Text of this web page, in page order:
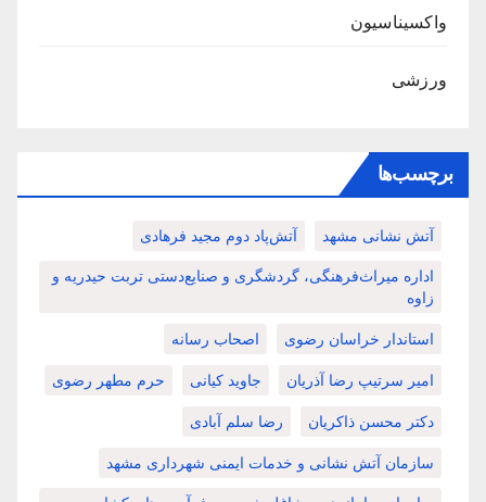
واکسیناسیون
ورزشی
برچسب‌ها
آتش نشانی مشهد آتش‌پاد دوم مجید فرهادی
اداره میراث‌فرهنگی، گردشگری و صنایع‌دستی تربت حیدریه و
زاوه
استاندار خراسان رضوی اصحاب رسانه
امیر سرتیپ رضا آذریان جاوید کیانی حرم مطهر رضوی
دکتر محسن ذاکریان رضا سلم آبادی
سازمان آتش نشانی و خدمات ایمنی شهرداری مشهد